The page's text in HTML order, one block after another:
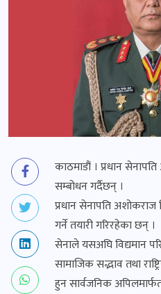
काठमाडौं । प्रधान
सम्बोधन गर्दैछन् ।
प्रधान सेनापति
गर्ने तयारी गरिरहेका छन् ।
सेनाले यसअघि विद्यमान
सामाजिक सद्भाव तथा
हुन सार्वजनिक